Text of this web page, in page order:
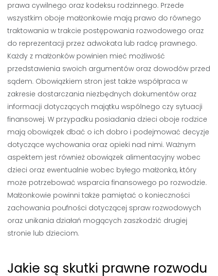
prawa cywilnego oraz kodeksu rodzinnego. Przede
wszystkim oboje małżonkowie mają prawo do równego
traktowania w trakcie postępowania rozwodowego oraz
do reprezentacji przez adwokata lub radcę prawnego.
Każdy z małżonków powinien mieć możliwość
przedstawienia swoich argumentów oraz dowodów przed
sądem. Obowiązkiem stron jest także współpraca w
zakresie dostarczania niezbędnych dokumentów oraz
informacji dotyczących majątku wspólnego czy sytuacji
finansowej. W przypadku posiadania dzieci oboje rodzice
mają obowiązek dbać o ich dobro i podejmować decyzje
dotyczące wychowania oraz opieki nad nimi. Ważnym
aspektem jest również obowiązek alimentacyjny wobec
dzieci oraz ewentualnie wobec byłego małżonka, który
może potrzebować wsparcia finansowego po rozwodzie.
Małżonkowie powinni także pamiętać o konieczności
zachowania poufności dotyczącej spraw rozwodowych
oraz unikania działań mogących zaszkodzić drugiej
stronie lub dzieciom.
Jakie są skutki prawne rozwodu